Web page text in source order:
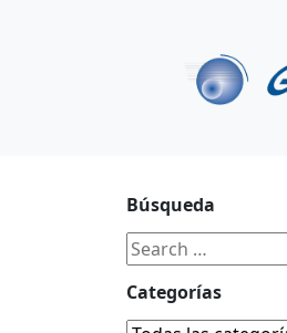
Búsqueda
Categorías